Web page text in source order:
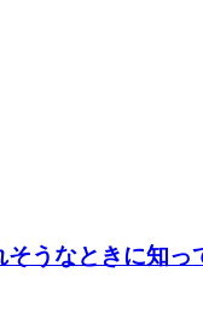
うなときに知